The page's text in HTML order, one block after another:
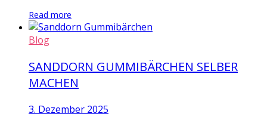
Read more
Blog
SANDDORN GUMMIBÄRCHEN SELBER
MACHEN
3. Dezember 2025